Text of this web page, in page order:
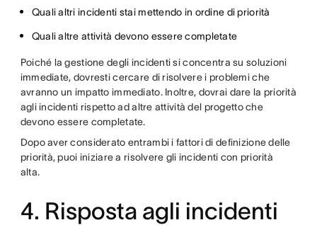
Quali altri incidenti stai mettendo in ordine di priorità
Quali altre attività devono essere completate
Poiché la gestione degli incidenti si concentra su soluzioni
immediate, dovresti cercare di risolvere i problemi che
avranno un impatto immediato. Inoltre, dovrai dare la priorità
agli incidenti rispetto ad altre attività del progetto che
devono essere completate.
Dopo aver considerato entrambi i fattori di definizione delle
priorità, puoi iniziare a risolvere gli incidenti con priorità
alta.
4. Risposta agli incidenti